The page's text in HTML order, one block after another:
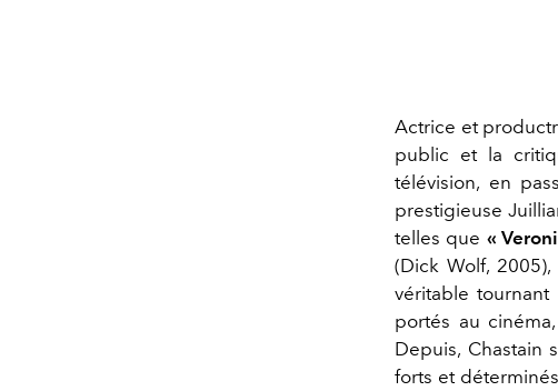
Actrice et
public et la
télévision, en
prestigieuse
telles que «
(Dick Wolf,
véritable
portés au
Depuis, Chastain
forts et